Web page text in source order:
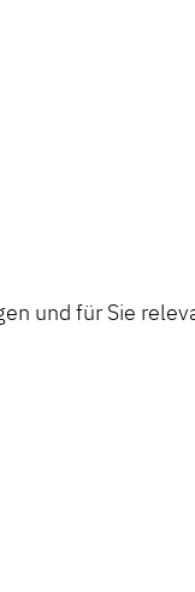
und für Sie